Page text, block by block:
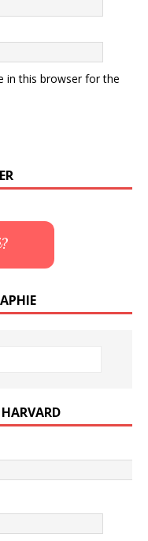
in this browser for the